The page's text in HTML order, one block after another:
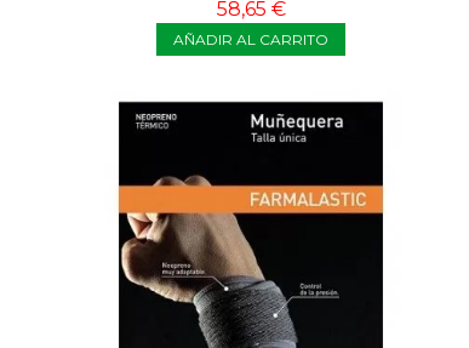
58,65 €
AÑADIR AL CARRITO